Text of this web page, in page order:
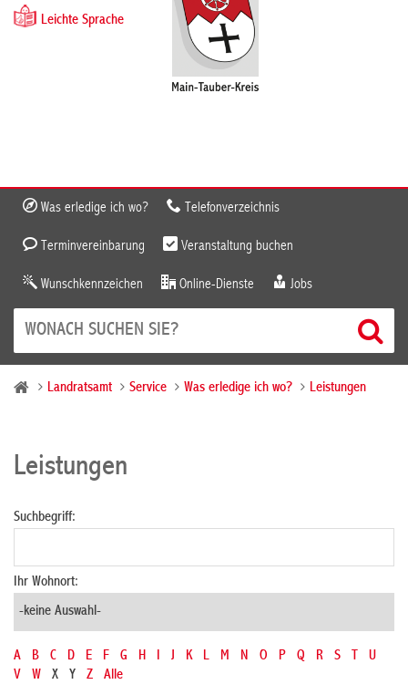
Leichte Sprache
Was erledige ich wo? Telefonverzeichnis
Terminvereinbarung Veranstaltung buchen
Wunschkennzeichen Online-Dienste Jobs
Landratsamt Service Was erledige ich wo? Leistungen
Leistungen
Suchbegriff:
Ihr Wohnort:
A B C D E F G H I J K L M N O P Q R S T
U
V
W X Y Z Alle